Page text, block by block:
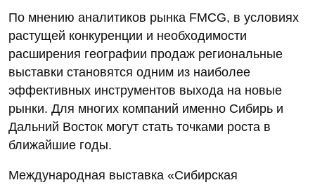
По мнению аналитиков рынка FMCG, в условиях
растущей конкуренции и необходимости
расширения географии продаж региональные
выставки становятся одним из наиболее
эффективных инструментов выхода на новые
рынки. Для многих компаний именно Сибирь и
Дальний Восток могут стать точками роста в
ближайшие годы.
Международная выставка «Сибирская